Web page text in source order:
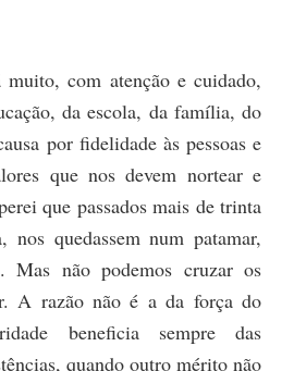
com atenção e cuidado,
da escola, da família, do
por fidelidade às pessoas e
que nos devem nortear e
que passados mais de trinta
nos quedassem num patamar,
não podemos cruzar os
A razão não é a da força do
beneficia sempre das
quando outro mérito não